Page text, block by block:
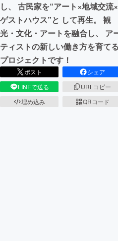
し、 古民家を“アート×地域交流×
ゲストハウス”と して再生。 観
光・文化・アートを融合し、 ア
ティストの新しい働き方を育てる
プロジェクトです！
ポスト
シェア
LINEで送る
URLコピー
埋め込み
QRコード